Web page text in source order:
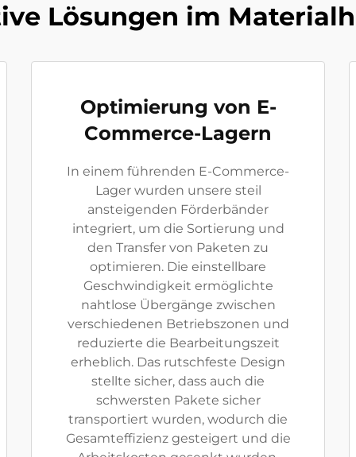
Lösungen im
Optimierung von E-
Commerce-Lagern
In einem führenden E-Commerce-
Lager wurden unsere steil
ansteigenden Förderbänder
integriert, um die Sortierung und
den Transfer von Paketen zu
optimieren. Die einstellbare
Geschwindigkeit ermöglichte
nahtlose Übergänge zwischen
verschiedenen Betriebszonen und
reduzierte die Bearbeitungszeit
erheblich. Das rutschfeste Design
stellte sicher, dass auch die
schwersten Pakete sicher
transportiert wurden, wodurch die
Gesamteffizienz gesteigert und die